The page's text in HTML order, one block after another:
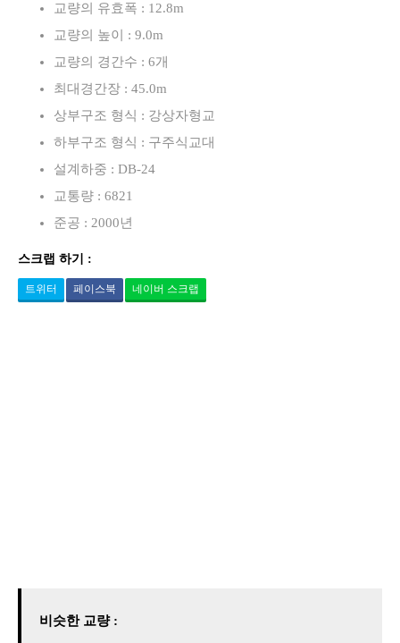
교량의 유효폭 : 12.8m
교량의 높이 : 9.0m
교량의 경간수 : 6개
최대경간장 : 45.0m
상부구조 형식 : 강상자형교
하부구조 형식 : 구주식교대
설계하중 : DB-24
교통량 : 6821
준공 : 2000년
스크랩 하기 :
트위터 페이스북 네이버 스크랩
비슷한 교량 :